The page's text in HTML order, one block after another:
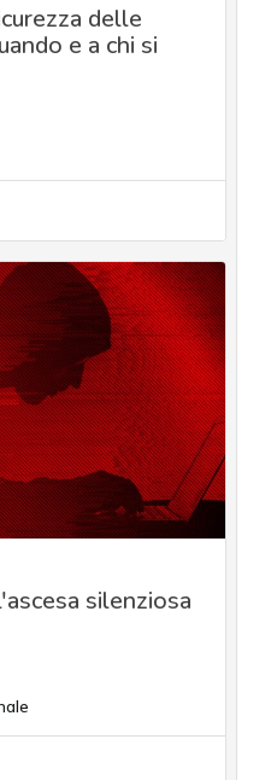
delle
e a chi si
silenziosa